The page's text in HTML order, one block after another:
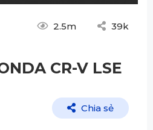
2.5m 39k
CR-V LSE
Chia sẻ